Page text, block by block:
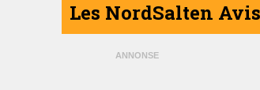
Les NordSalten